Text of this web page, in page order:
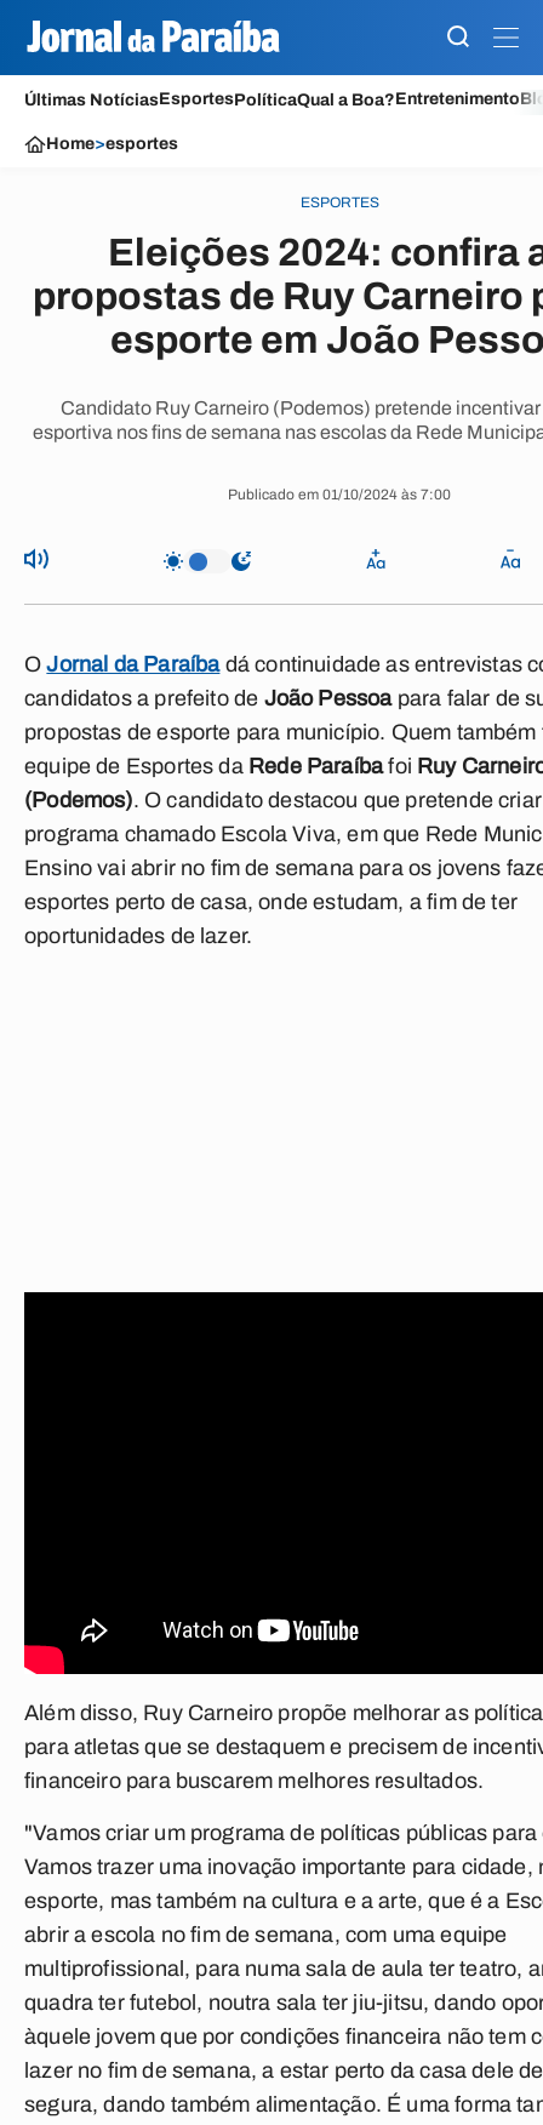
Últimas NotíciasEsportesPolíticaQual a Boa?Entretenimento
Home>esportes
ESPORTES
Eleições 2024: confira
propostas de Ruy Carneiro
esporte em João
Candidato Ruy Carneiro (Podemos) pretende
esportiva nos fins de semana nas escolas da Rede
Publicado em 01/10/2024 às 7:00
OJornal da Paraíbadá continuidade as entrevistas
candidatos a prefeito de João Pessoapara falar de
propostas de esporte para município. Quem também
equipe de Esportes da Rede Paraíbafoi Ruy
(Podemos). O candidato destacou que pretende
programa chamado Escola Viva, em que Rede
Ensino vai abrir no fim de semana para os jovens
esportes perto de casa, onde estudam, a fim de ter
oportunidades de lazer.
Além disso, Ruy Carneiro propõe melhorar as
para atletas que se destaquem e precisem de
financeiro para buscarem melhores resultados.
"Vamos criar um programa de políticas públicas
Vamos trazer uma inovação importante para cidade,
esporte, mas também na cultura e a arte, que é a
abrir a escola no fim de semana, com uma equipe
multiprofissional, para numa sala de aula ter teatro,
quadra ter futebol, noutra sala ter jiu-jitsu, dando
àquele jovem que por condições financeira não tem
lazer no fim de semana, a estar perto da casa dele
segura, dando também alimentação. É uma forma